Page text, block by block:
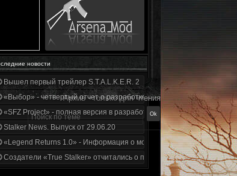
новости
Вышел первый трейлер S.T.A.L.K.E.R. 2
«Выбор» - четвертый отчет о разработке!
«SFZ Project» - полная версия в разработке!
Stalker News. Выпуск от 29.06.20
«Legend Returns 1.0» - Информация о моде за июнь 2020
Создатели «True Stalker» отчитались о проделанной работе
Архив - только для чтения